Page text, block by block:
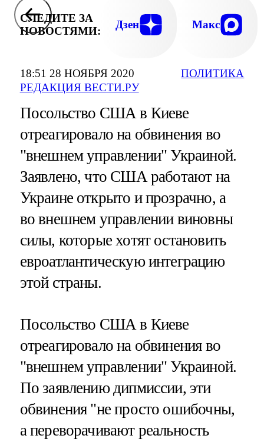
18:51 28 НОЯБРЯ 2020
РЕДАКЦИЯ ВЕСТИ.РУ
ПОЛИТИКА
СЛЕДИТЕ ЗА
НОВОСТЯМИ:
Дзен Макс
Посольство США в Киеве
отреагировало на обвинения во
"внешнем управлении" Украиной.
Заявлено, что США работают на
Украине открыто и прозрачно, а
во внешнем управлении виновны
силы, которые хотят остановить
евроатлантическую интеграцию
этой страны.
Посольство США в Киеве
отреагировало на обвинения во
"внешнем управлении" Украиной.
По заявлению дипмиссии, эти
обвинения "не просто ошибочны,
а переворачивают реальность